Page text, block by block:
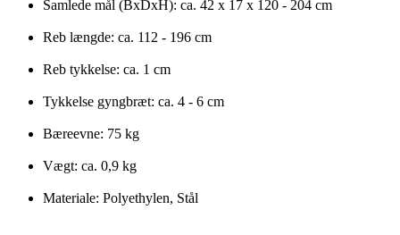
Samlede mål (BxDxH): ca. 42 x 17 x 120 - 204 cm
Reb længde: ca. 112 - 196 cm
Reb tykkelse: ca. 1 cm
Tykkelse gyngbræt: ca. 4 - 6 cm
Bæreevne: 75 kg
Vægt: ca. 0,9 kg
Materiale: Polyethylen, Stål